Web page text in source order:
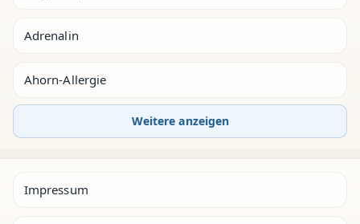
Adrenalin
Ahorn-Allergie
Weitere anzeigen
Impressum